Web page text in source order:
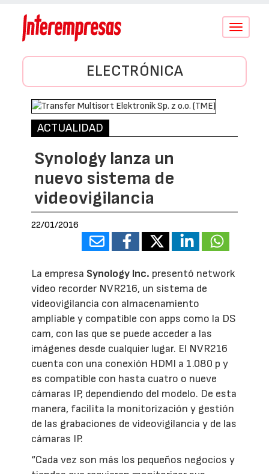
Conmutar
ELECTRÓNICA
ACTUALIDAD
Synology lanza un
nuevo sistema de
videovigilancia
22/01/2016
La empresa Synology Inc. presentó network
vídeo recorder NVR216, un sistema de
videovigilancia con almacenamiento
ampliable y compatible con apps como la DS
cam, con las que se puede acceder a las
imágenes desde cualquier lugar. El NVR216
cuenta con una conexión HDMI a 1.080 p y
es compatible con hasta cuatro o nueve
cámaras IP, dependiendo del modelo. De esta
manera, facilita la monitorización y gestión
de las grabaciones de videovigilancia y de las
cámaras IP.
“Cada vez son más los pequeños negocios y